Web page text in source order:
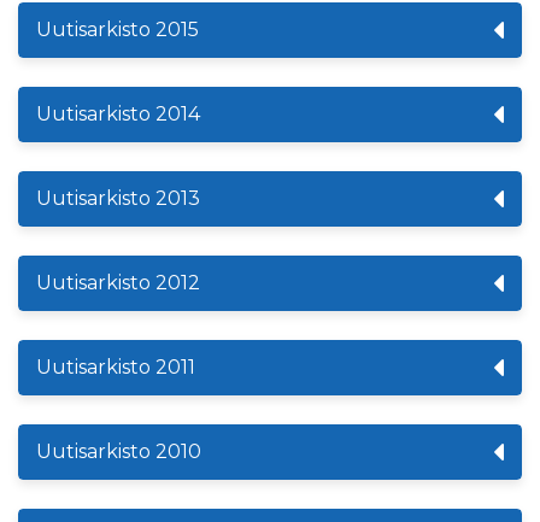
Uutisarkisto 2015
Uutisarkisto 2014
Uutisarkisto 2013
Uutisarkisto 2012
Uutisarkisto 2011
Uutisarkisto 2010